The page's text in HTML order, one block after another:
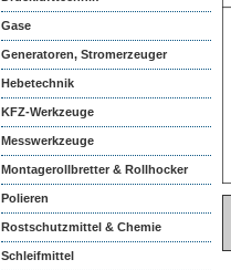
Gase
Generatoren, Stromerzeuger
Hebetechnik
KFZ-Werkzeuge
Messwerkzeuge
Montagerollbretter & Rollhocker
Polieren
Rostschutzmittel & Chemie
Schleifmittel